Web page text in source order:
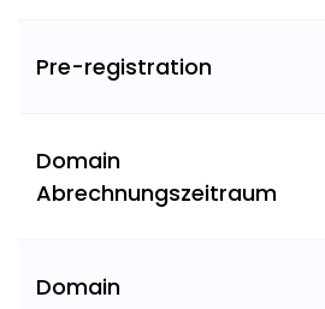
Pre-registration
Domain
Abrechnungszeitraum
Domain